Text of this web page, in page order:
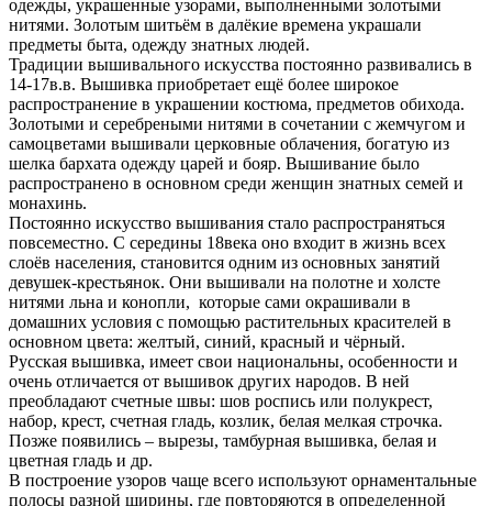
одежды, украшенные узорами, выполненными золотыми
нитями. Золотым шитьём в далёкие времена украшали
предметы быта, одежду знатных людей.
Традиции вышивального искусства постоянно развивались в
14-17в.в. Вышивка приобретает ещё более широкое
распространение в украшении костюма, предметов обихода.
Золотыми и серебреными нитями в сочетании с жемчугом и
самоцветами вышивали церковные облачения, богатую из
шелка бархата одежду царей и бояр. Вышивание было
распространено в основном среди женщин знатных семей и
монахинь.
Постоянно искусство вышивания стало распространяться
повсеместно. С середины 18века оно входит в жизнь всех
слоёв населения, становится одним из основных занятий
девушек-крестьянок. Они вышивали на полотне и холсте
нитями льна и конопли, которые сами окрашивали в
домашних условия с помощью растительных красителей в
основном цвета: желтый, синий, красный и чёрный.
Русская вышивка, имеет свои национальны, особенности и
очень отличается от вышивок других народов. В ней
преобладают счетные швы: шов роспись или полукрест,
набор, крест, счетная гладь, козлик, белая мелкая строчка.
Позже появились – вырезы, тамбурная вышивка, белая и
цветная гладь и др.
В построение узоров чаще всего используют орнаментальные
полосы разной ширины, где повторяются в определенной